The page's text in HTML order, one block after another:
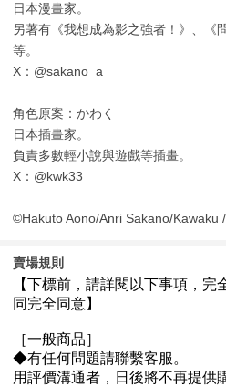
日本漫畫家。
另著有《我想成為影之強者！》、《
等。
X：@sakano_a
角色原案：かわく
日本插畫家。
負責多數輕小說與遊戲等插畫。
X：@kwk33
©Hakuto Aono/Anri Sakano/Kawaku
賣場規則